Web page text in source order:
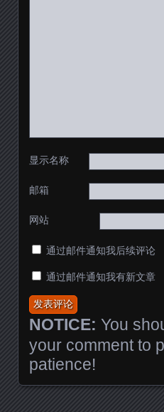
显示名称
邮箱
网站
通过邮件通知我后续评论
通过邮件通知我有新文章
NOTICE: You
your comment to
patience!